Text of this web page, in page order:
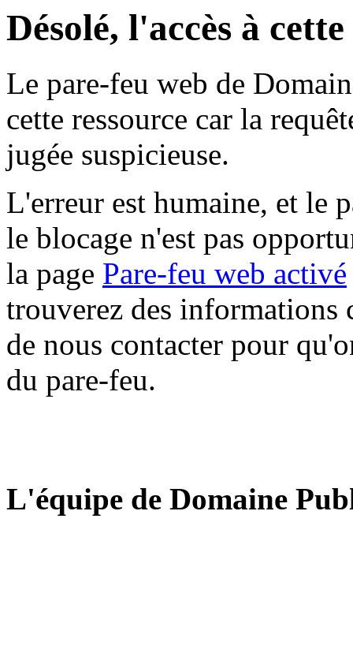
Désolé, l'accès à
Le pare-feu web de
cette ressource car la
jugée suspicieuse.
L'erreur est humaine, et le
le blocage n'est pas
la page Pare-feu web activé
trouverez des informations
de nous contacter pour
du pare-feu.
L'équipe de Domaine